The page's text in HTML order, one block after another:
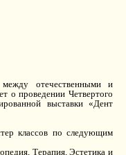
отечественными и
о проведении Четвертого
выставки «Дент
классов по следующим
Терапия, Эстетика и